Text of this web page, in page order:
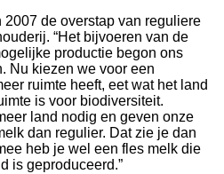
de overstap van reguliere
“Het bijvoeren van de
productie begon ons
Nu kiezen we voor een
ruimte heeft, eet wat het land
is voor biodiversiteit.
land nodig en geven onze
dan regulier. Dat zie je dan
heb je wel een fles melk die
is geproduceerd.”